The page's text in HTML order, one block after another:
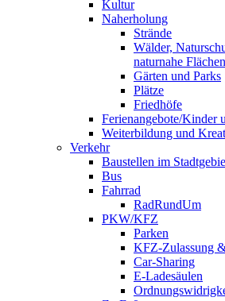
Kultur
Naherholung
Strände
Wälder,
naturnahe Flächen
Gärten und Parks
Plätze
Friedhöfe
Ferienangebote/Kinder
Weiterbildung und
Verkehr
Baustellen im
Bus
Fahrrad
RadRundUm
PKW/KFZ
Parken
KFZ-Zulassung
Car-Sharing
E-Ladesäulen